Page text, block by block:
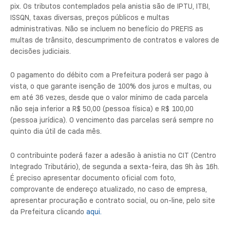
pix. Os tributos contemplados pela anistia são de IPTU, ITBI,
ISSQN, taxas diversas, preços públicos e multas
administrativas. Não se incluem no benefício do PREFIS as
multas de trânsito, descumprimento de contratos e valores de
decisões judiciais.
O pagamento do débito com a Prefeitura poderá ser pago à
vista, o que garante isenção de 100% dos juros e multas, ou
em até 36 vezes, desde que o valor mínimo de cada parcela
não seja inferior a R$ 50,00 (pessoa física) e R$ 100,00
(pessoa jurídica). O vencimento das parcelas será sempre no
quinto dia útil de cada mês.
O contribuinte poderá fazer a adesão à anistia no CIT (Centro
Integrado Tributário), de segunda a sexta-feira, das 9h às 16h.
É preciso apresentar documento oficial com foto,
comprovante de endereço atualizado, no caso de empresa,
apresentar procuração e contrato social, ou on-line, pelo site
da Prefeitura clicando aqui.